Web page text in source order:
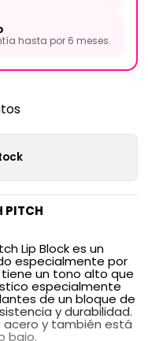
hasta por 6 meses.
PITCH
Lip Block es un
especialmente por
un tono alto que
especialmente
de un bloque de
y durabilidad.
y también está
bajo.